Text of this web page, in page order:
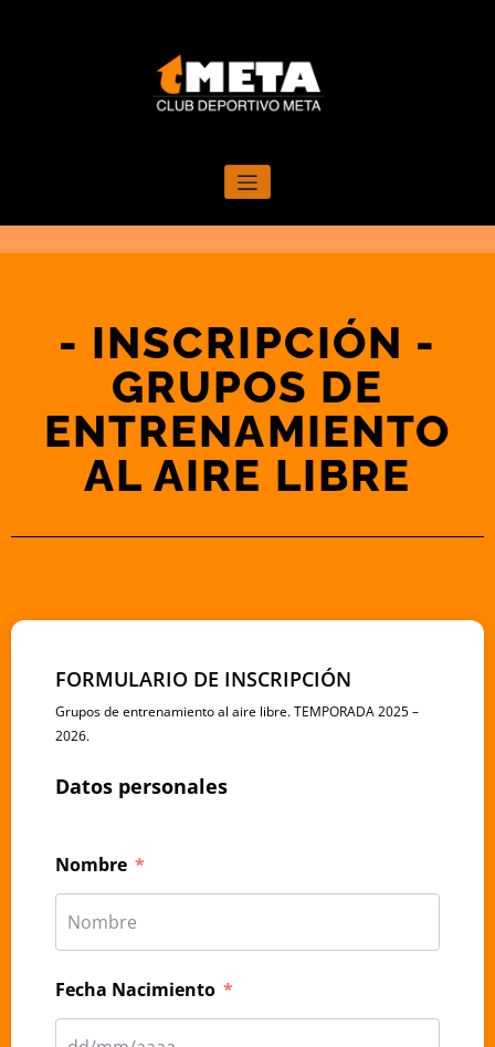
- INSCRIPCIÓN -
GRUPOS DE
ENTRENAMIENTO
AL AIRE LIBRE
FORMULARIO DE INSCRIPCIÓN
Grupos de entrenamiento al aire libre. TEMPORADA 2025 –
2026.
Datos personales
Nombre
Fecha Nacimiento